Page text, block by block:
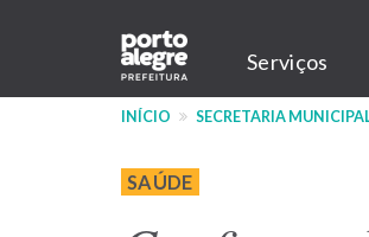
conteúdo
Main
navigation
Serviços
INÍCIO SECRETARIA
SAÚDE